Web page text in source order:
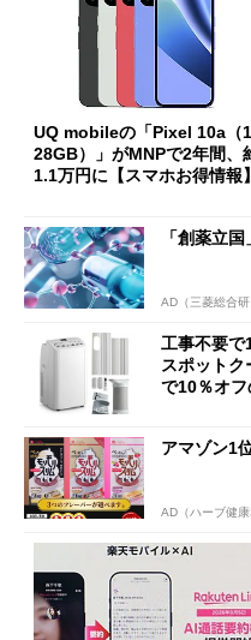
UQ mobileの「Pixel 10a（1
28GB）」がMNPで2年間、
1.1万円に【スマホお得情報】
「創薬立
AD（三菱総合研
工事不要で
スポット
で10％オ
アマゾン1
AD（ハーブ健康